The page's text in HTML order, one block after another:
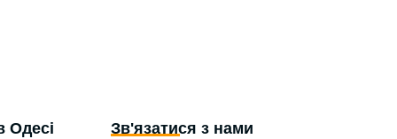
Одесі Зв'язатися з нами